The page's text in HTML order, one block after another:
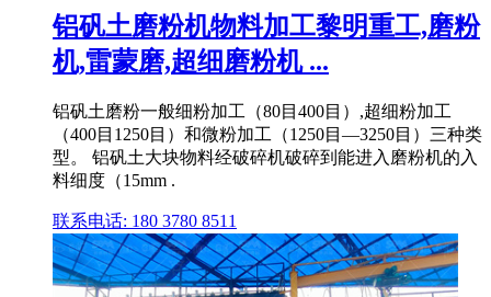
铝矾土磨粉机物料加工黎明重工,磨粉
机,雷蒙磨,超细磨粉机 ...
铝矾土磨粉一般细粉加工（80目400目）,超细粉加工
（400目1250目）和微粉加工（1250目—3250目）三种类
型。 铝矾土大块物料经破碎机破碎到能进入磨粉机的入
料细度（15mm .
联系电话: 180 3780 8511